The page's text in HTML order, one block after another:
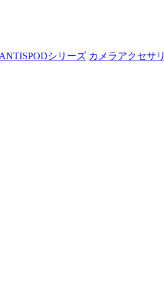
シリーズ カメラアクセサリ